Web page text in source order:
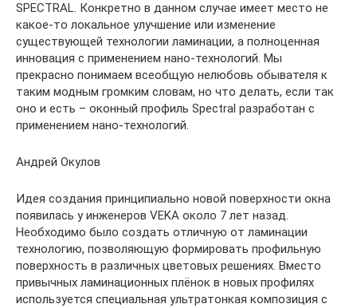
SPECTRAL. Конкретно в данном случае имеет место не
какое-то локальное улучшение или изменение
существующей технологии ламинации, а полноценная
инновация с применением нано-технологий. Мы
прекрасно понимаем всеобщую нелюбовь обывателя к
таким модным громким словам, но что делать, если так
оно и есть – оконный профиль Spectral разработан с
применением нано-технологий.
Андрей Окулов
Идея создания принципиально новой поверхности окна
появилась у инженеров VEKA около 7 лет назад.
Необходимо было создать отличную от ламинации
технологию, позволяющую формировать профильную
поверхность в различных цветовых решениях. Вместо
привычных ламинационных плёнок в новых профилях
используется специальная ультратонкая композиция с